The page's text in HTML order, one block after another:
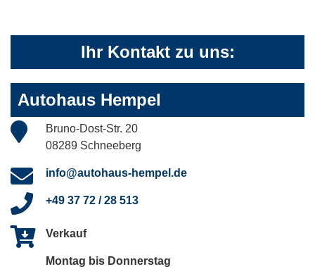
Ihr Kontakt zu uns:
Autohaus Hempel
Bruno-Dost-Str. 20
08289 Schneeberg
info@autohaus-hempel.de
+49 37 72 / 28 513
Verkauf
Montag bis Donnerstag